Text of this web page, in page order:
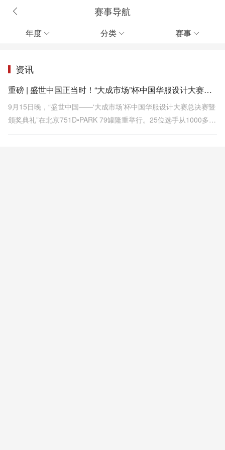
赛事导航
年度  分类  赛事 
资讯
重磅 | 盛世中国正当时！“大成市场”杯中国华服设计大赛圆满落幕
9月15日晚，“盛世中国——‘大成市场’杯中国华服设计大赛总决赛暨
颁奖典礼”在北京751D•PARK 79罐隆重举行。25位选手从1000多名